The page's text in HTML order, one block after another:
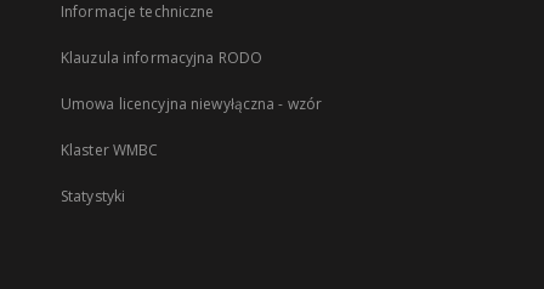
Informacje techniczne
Klauzula informacyjna RODO
Umowa licencyjna niewyłączna - wzór
Klaster WMBC
Statystyki